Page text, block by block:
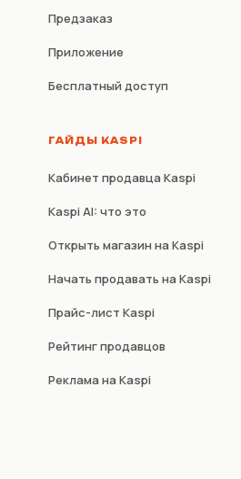
Предзаказ
Приложение
Бесплатный доступ
ГАЙДЫ KASPI
Кабинет продавца Kaspi
Kaspi AI: что это
Открыть магазин на Kaspi
Начать продавать на Kaspi
Прайс-лист Kaspi
Рейтинг продавцов
Реклама на Kaspi